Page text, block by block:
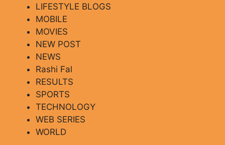
LIFESTYLE BLOGS
MOBILE
MOVIES
NEW POST
NEWS
Rashi Fal
RESULTS
SPORTS
TECHNOLOGY
WEB SERIES
WORLD